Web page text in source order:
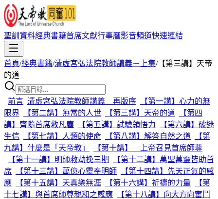
聖訓資料經典書籍首席文獻行事曆影音頻道快速連結
首頁/經典書籍/清虛宮弘法院教師講義－上集/【第三講】天帝
的道
前言 清虛宮弘法院教師講義 再版序
【第一講】心力的無
限界
【第二講】無常的人世 【第三講】天帝的道
【第四
講】齊隨首席救凡塵
【第五講】試驗領悟力
【第六講】破迷
生信
【第七講】人類的使命 【第八講】解答自然之道
【第
九講】什麼是「天帝教」
【第十講】 上帝召見首席師尊
【第十一講】明師救劫挽三期
【第十二講】萬聖萬靈皆助首
席
【第十三講】萬億心靈奉明師
【第十四講】先天正氣的感
應
【第十五講】天真樂無涯 【第十六講】祈禱的力量
【第
十七講】與首席師尊親和之感應
【第十八講】向大方向奮鬥